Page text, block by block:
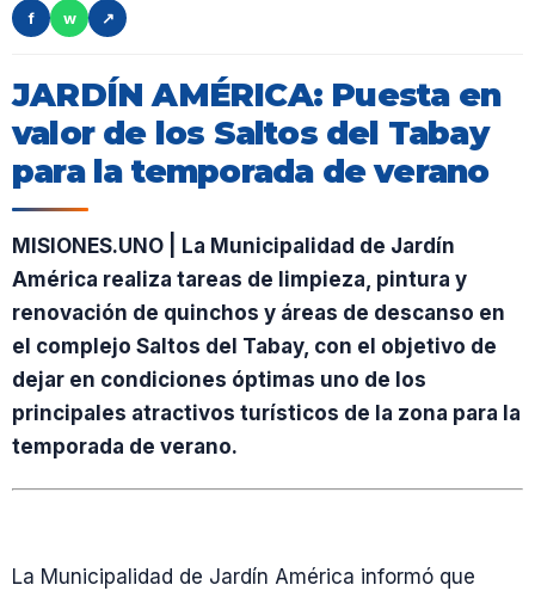
f
w ↗
JARDÍN AMÉRICA: Puesta en
valor de los Saltos del Tabay
para la temporada de verano
MISIONES.UNO | La Municipalidad de Jardín
América realiza tareas de limpieza, pintura y
renovación de quinchos y áreas de descanso en
el complejo Saltos del Tabay, con el objetivo de
dejar en condiciones óptimas uno de los
principales atractivos turísticos de la zona para la
temporada de verano.
La Municipalidad de Jardín América informó que